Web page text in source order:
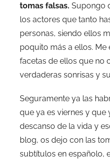
tomas falsas. Supongo
los actores que tanto
personas, siendo ellos
poquito más a ellos.
facetas de ellos que no
verdaderas sonrisas y
Seguramente ya las
que ya es viernes y que
descanso de la vida y
blog, os dejo con las
subtítulos en españolo,